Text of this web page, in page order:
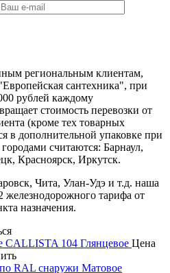
региональным клиентам,
сантехника", при
рублей каждому
стоимость перевозки от
(кроме тех товарных
в дополнительной упаковке при
считаются: Барнаул,
Красноярск, Иркутск.
Чита, Улан-Удэ и т.д. наша
железнодорожного тарифа от
назначения.
CALLISTA 104 Глянцевое Цена